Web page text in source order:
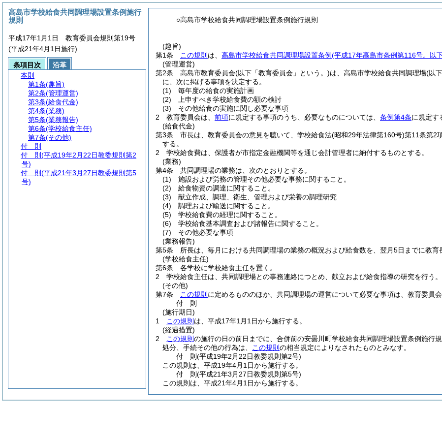
○高島市学校給食共同調理場設置条例施行規則
(趣旨)
第1条
この規則 は、 高島市学校給食共同調理場設置条例(平成17年高島市条例第116号。以
(管理運営)
第2条
高島市教育委員会(以下「教育委員会」という。)は、高島市学校給食共同調理場(以
に、次に掲げる事項を決定する。
(1)
毎年度の給食の実施計画
(2)
上申すべき学校給食費の額の検討
(3)
その他給食の実施に関し必要な事項
2
教育委員会は、 前項に規定する事項のうち、必要なものについては、 条例第4条に規定す
(給食代金)
第3条
市長は、教育委員会の意見を聴いて、学校給食法(昭和29年法律第160号)第11条第2
する。
2
学校給食費は、保護者が市指定金融機関等を通じ会計管理者に納付するものとする。
(業務)
第4条
共同調理場の業務は、次のとおりとする。
(1)
施設および労務の管理その他必要な事務に関すること。
(2)
給食物資の調達に関すること。
(3)
献立作成、調理、衛生、管理および栄養の調理研究
(4)
調理および輸送に関すること。
(5)
学校給食費の経理に関すること。
(6)
学校給食基本調査および諸報告に関すること。
(7)
その他必要な事項
(業務報告)
第5条
所長は、毎月における共同調理場の業務の概況および給食数を、翌月5日までに教育
(学校給食主任)
第6条
各学校に学校給食主任を置く。
2
学校給食主任は、共同調理場との事務連絡につとめ、献立および給食指導の研究を行う。
(その他)
第7条
この規則 に定めるもののほか、共同調理場の運営について必要な事項は、教育委員
付 則
(施行期日)
1
この規則 は、平成17年1月1日から施行する。
(経過措置)
2
この規則 の施行の日の前日までに、合併前の安曇川町学校給食共同調理場設置条例施行規
処分、手続その他の行為は、
この規則 の相当規定によりなされたものとみなす。
付 則(平成19年2月22日教委規則第2号)
この規則は、平成19年4月1日から施行する。
付 則(平成21年3月27日教委規則第5号)
この規則は、平成21年4月1日から施行する。
高島市学校給食共同調理場設置条例施行
規則
平成17年1月1日 教育委員会規則第19号
(平成21年4月1日施行)
条項目次
沿革
本則
第1条(趣旨)
第2条(管理運営)
第3条(給食代金)
第4条(業務)
第5条(業務報告)
第6条(学校給食主任)
第7条(その他)
付 則
付 則 (平成19年2月22日教委規則第2
号)
付 則 (平成21年3月27日教委規則第5
号)